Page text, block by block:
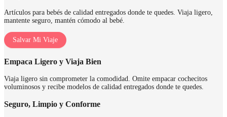
Artículos para bebés de calidad entregados donde te quedes. Viaja ligero,
mantente seguro, mantén cómodo al bebé.
Salvar Mi Viaje
Empaca Ligero y Viaja Bien
Viaja ligero sin comprometer la comodidad. Omite empacar cochecitos
voluminosos y recibe modelos de calidad entregados donde te quedes.
Seguro, Limpio y Conforme